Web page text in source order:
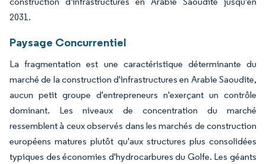
2031.
Paysage Concurrentiel
La fragmentation est une caractéristique déterminante du
marché de la construction d'infrastructures en Arabie Saoudite,
aucun petit groupe d'entrepreneurs n'exerçant un contrôle
dominant. Les niveaux de concentration du marché
ressemblent à ceux observés dans les marchés de construction
européens matures plutôt qu'aux structures plus consolidées
typiques des économies d'hydrocarbures du Golfe. Les géants